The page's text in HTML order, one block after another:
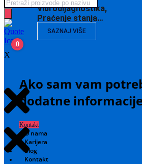
Vibrodijagnostika,
Praćenje stanja…
SAZNAJ VIŠE
Ako sam vam
dodatne
Kontakt
O nama
Karijera
Blog
Kontakt
search
0
X